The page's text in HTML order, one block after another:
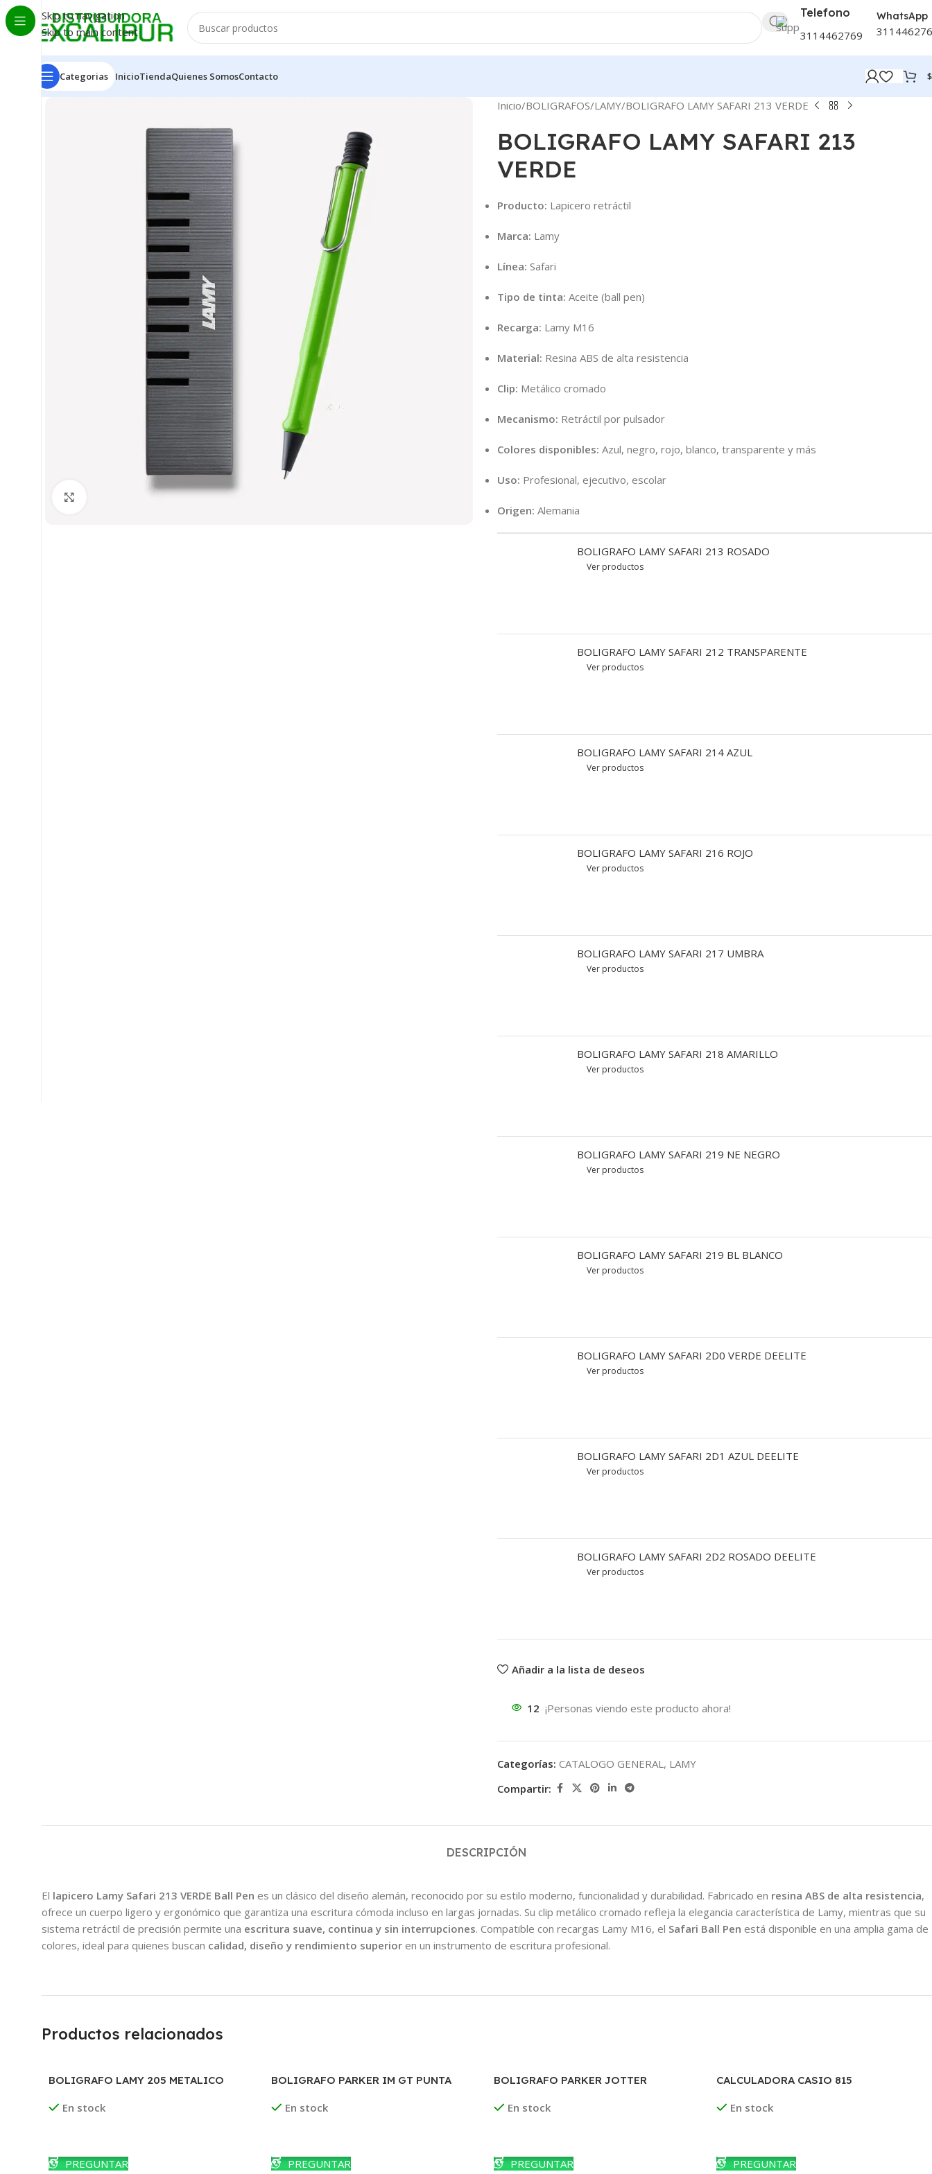
Skip to navigation
Skip to main content
Telefono
3114462769
WhatsApp
Categorias InicioTiendaQuienes SomosContacto $
Clic para ampliar
Inicio BOLIGRAFOS LAMY BOLIGRAFO LAMY SAFARI 213 VERDE
BOLIGRAFO LAMY SAFARI 213
VERDE
Producto: Lapicero retráctil
Marca: Lamy
Línea: Safari
Tipo de tinta: Aceite (ball pen)
Recarga: Lamy M16
Material: Resina ABS de alta resistencia
Clip: Metálico cromado
Mecanismo: Retráctil por pulsador
Colores disponibles: Azul, negro, rojo, blanco, transparente y más
Uso: Profesional, ejecutivo, escolar
Origen: Alemania
BOLIGRAFO LAMY SAFARI 213 ROSADO
Ver productos
BOLIGRAFO LAMY SAFARI 212 TRANSPARENTE
Ver productos
BOLIGRAFO LAMY SAFARI 214 AZUL
Ver productos
BOLIGRAFO LAMY SAFARI 216 ROJO
Ver productos
BOLIGRAFO LAMY SAFARI 217 UMBRA
Ver productos
BOLIGRAFO LAMY SAFARI 218 AMARILLO
Ver productos
BOLIGRAFO LAMY SAFARI 219 NE NEGRO
Ver productos
BOLIGRAFO LAMY SAFARI 219 BL BLANCO
Ver productos
BOLIGRAFO LAMY SAFARI 2D0 VERDE DEELITE
Ver productos
BOLIGRAFO LAMY SAFARI 2D1 AZUL DEELITE
Ver productos
BOLIGRAFO LAMY SAFARI 2D2 ROSADO DEELITE
Ver productos
Añadir a la lista de deseos
12 ¡Personas viendo este producto ahora!
Categorías: CATALOGO GENERAL, LAMY
Compartir:
DESCRIPCIÓN
El lapicero Lamy Safari 213 VERDE Ball Pen es un clásico del diseño alemán, reconocido por su estilo moderno, funcionalidad y durabilidad. Fabricado en resina ABS de alta resistencia,
ofrece un cuerpo ligero y ergonómico que garantiza una escritura cómoda incluso en largas jornadas. Su clip metálico cromado refleja la elegancia característica de Lamy, mientras que su
sistema retráctil de precisión permite una escritura suave, continua y sin interrupciones. Compatible con recargas Lamy M16, el Safari Ball Pen está disponible en una amplia gama de
colores, ideal para quienes buscan calidad, diseño y rendimiento superior en un instrumento de escritura profesional.
Productos relacionados
BOLIGRAFO LAMY 205 METALICO
En stock
PREGUNTAR
BOLIGRAFO PARKER IM GT PUNTA
En stock
PREGUNTAR
BOLIGRAFO PARKER JOTTER
En stock
PREGUNTAR
CALCULADORA CASIO 815
En stock
PREGUNTAR